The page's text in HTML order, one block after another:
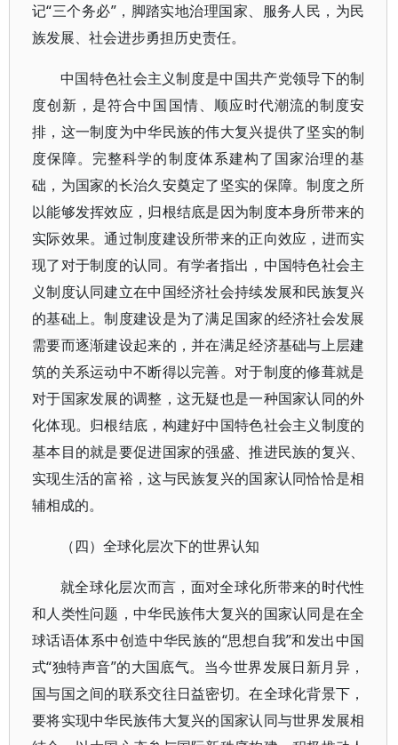
记“三个务必”，脚踏实地治理国家、服务人民，为民
族发展、社会进步勇担历史责任。
中国特色社会主义制度是中国共产党领导下的制
度创新，是符合中国国情、顺应时代潮流的制度安
排，这一制度为中华民族的伟大复兴提供了坚实的制
度保障。完整科学的制度体系建构了国家治理的基
础，为国家的长治久安奠定了坚实的保障。制度之所
以能够发挥效应，归根结底是因为制度本身所带来的
实际效果。通过制度建设所带来的正向效应，进而实
现了对于制度的认同。有学者指出，中国特色社会主
义制度认同建立在中国经济社会持续发展和民族复兴
的基础上。制度建设是为了满足国家的经济社会发展
需要而逐渐建设起来的，并在满足经济基础与上层建
筑的关系运动中不断得以完善。对于制度的修葺就是
对于国家发展的调整，这无疑也是一种国家认同的外
化体现。归根结底，构建好中国特色社会主义制度的
基本目的就是要促进国家的强盛、推进民族的复兴、
实现生活的富裕，这与民族复兴的国家认同恰恰是相
辅相成的。
（四）全球化层次下的世界认知
就全球化层次而言，面对全球化所带来的时代性
和人类性问题，中华民族伟大复兴的国家认同是在全
球话语体系中创造中华民族的“思想自我”和发出中国
式“独特声音”的大国底气。当今世界发展日新月异，
国与国之间的联系交往日益密切。在全球化背景下，
要将实现中华民族伟大复兴的国家认同与世界发展相